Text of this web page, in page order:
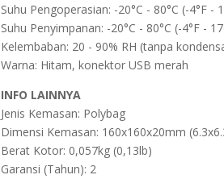
Suhu Pengoperasian: -20°C - 80°C (-4°F -
Suhu Penyimpanan: -20°C - 80°C (-4°F -
Kelembaban: 20 - 90% RH (tanpa
Warna: Hitam, konektor USB merah
INFO LAINNYA
Jenis Kemasan: Polybag
Dimensi Kemasan: 160x160x20mm
Berat Kotor: 0,057kg (0,13lb)
Garansi (Tahun): 2